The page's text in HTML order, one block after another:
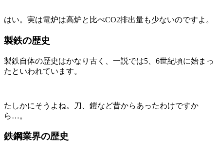
はい。実は電炉は高炉と比べCO2排出量も少ないのですよ。
製鉄の歴史
製鉄自体の歴史はかなり古く、一説では5、6世紀頃に始まっ
た といわれています。
たしかにそうよね。刀、鎧など昔からあったわけですか
ら…。
鉄鋼業界の歴史